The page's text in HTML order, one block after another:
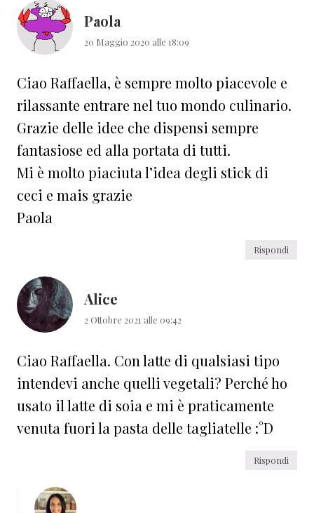
Paola
20 Maggio 2020 alle 18:09
Ciao Raffaella, è sempre molto piacevole e
rilassante entrare nel tuo mondo culinario.
Grazie delle idee che dispensi sempre
fantasiose ed alla portata di tutti.
Mi è molto piaciuta l’idea degli stick di
ceci e mais grazie
Paola
Rispondi
Alice
2 Ottobre 2021 alle 09:42
Ciao Raffaella. Con latte di qualsiasi tipo
intendevi anche quelli vegetali? Perché ho
usato il latte di soia e mi è praticamente
venuta fuori la pasta delle tagliatelle :°D
Rispondi